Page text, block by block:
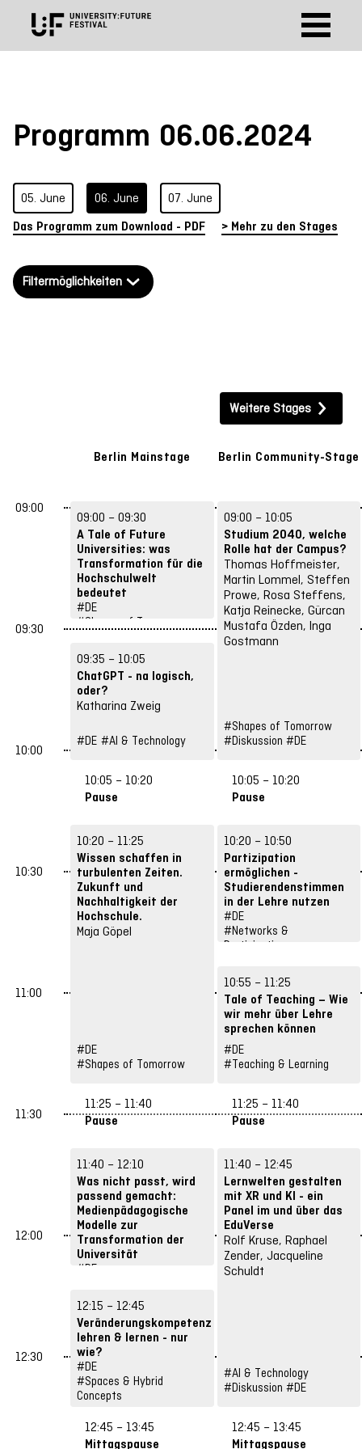
Programm 06.06.2024
05. June 06. June 07. June
Das Programm zum Download - PDF > Mehr zu den Stages
Filtermöglichkeiten
Future Skills
Structures & Strategies
Networks & Participation Let’s Play Input
Training Diskussion
Other format
Weitere Stages
Berlin Mainstage
09:00 – 09:30
A Tale of Future
Universities: was
Transformation für die
Hochschulwelt
bedeutet
Volker Meyer-Guckel,
Zackes Brustik
#DE
#Shapes of Tomorrow
09:35 – 10:05
ChatGPT - na logisch,
oder?
Katharina Zweig
#DE #AI & Technology
10:05 – 10:20
Pause
10:20 – 11:25
Wissen schaffen in
turbulenten Zeiten.
Zukunft und
Nachhaltigkeit der
Hochschule.
Maja Göpel
#DE
#Shapes of Tomorrow
11:25 – 11:40
Pause
11:40 – 12:10
Was nicht passt, wird
passend gemacht:
Medienpädagogische
Modelle zur
Transformation der
Universität
Christian Swertz
#DE
12:15 – 12:45
Veränderungskompetenz
lehren & lernen - nur
wie?
Nele Hirsch
#DE
#Spaces & Hybrid
Concepts
12:45 – 13:45
Mittagspause
Berlin Community-Stage
09:00 – 10:05
Studium 2040, welche
Rolle hat der Campus?
Thomas Hoffmeister,
Martin Lommel, Steffen
Prowe, Rosa Steffens,
Katja Reinecke, Gürcan
Mustafa Özden, Inga
Gostmann
#Shapes of Tomorrow
#Diskussion #DE
10:05 – 10:20
Pause
10:20 – 10:50
Partizipation
ermöglichen -
Studierendenstimmen
in der Lehre nutzen
Nora Kaiser, Cynthia
Heiner
#DE
#Networks &
Participation
10:55 – 11:25
Tale of Teaching – Wie
wir mehr über Lehre
sprechen können
Jessica Barszczewski,
Kathrin Rabsch
#DE
#Teaching & Learning
11:25 – 11:40
Pause
11:40 – 12:45
Lernwelten gestalten
mit XR und KI - ein
Panel im und über das
EduVerse
Rolf Kruse, Raphael
Zender, Jacqueline
Schuldt
#AI & Technology
#Diskussion #DE
12:45 – 13:45
Mittagspause
09:00
09:30
10:00
10:30
11:00
11:30
12:00
12:30